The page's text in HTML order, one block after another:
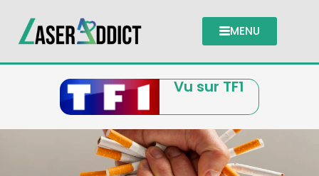
MENU
Vu sur TF1